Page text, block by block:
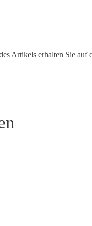
Artikels erhalten Sie auf